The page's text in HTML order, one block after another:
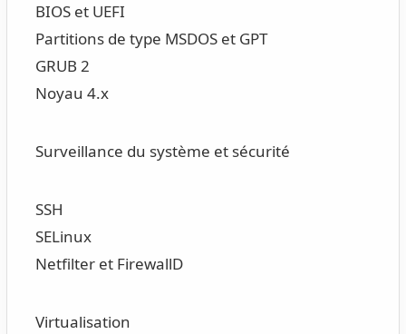
BIOS et UEFI
Partitions de type MSDOS et GPT
GRUB 2
Noyau 4.x
Surveillance du système et sécurité
SSH
SELinux
Netfilter et FirewallD
Virtualisation